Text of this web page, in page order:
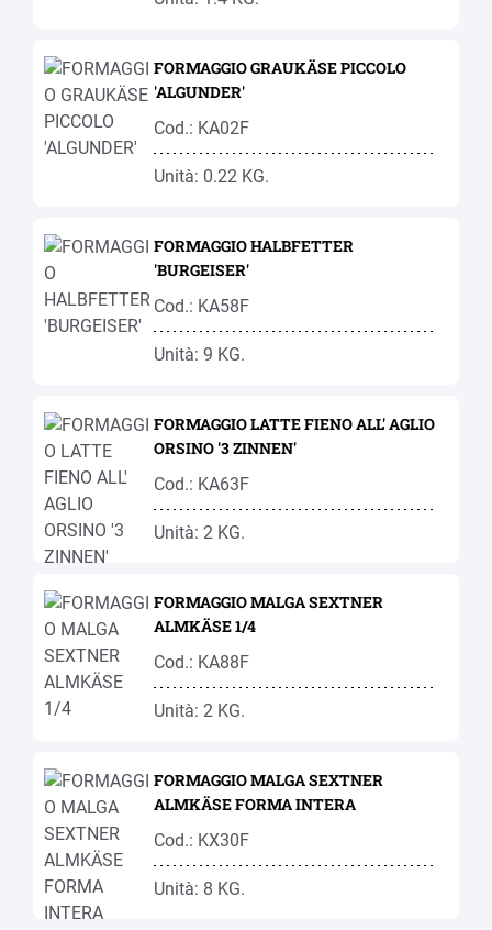
FORMAGGIO GRAUKÄSE PICCOLO
'ALGUNDER'
Cod.: KA02F
Unità: 0.22 KG.
FORMAGGIO HALBFETTER
'BURGEISER'
Cod.: KA58F
Unità: 9 KG.
FORMAGGIO LATTE FIENO ALL' AGLIO
ORSINO '3 ZINNEN'
Cod.: KA63F
Unità: 2 KG.
FORMAGGIO MALGA SEXTNER
ALMKÄSE 1/4
Cod.: KA88F
Unità: 2 KG.
FORMAGGIO MALGA SEXTNER
ALMKÄSE FORMA INTERA
Cod.: KX30F
Unità: 8 KG.